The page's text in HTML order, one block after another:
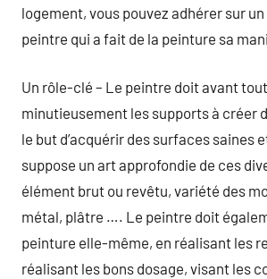
logement, vous pouvez adhérer sur
peintre qui a fait de la peinture sa
Un rôle-clé – Le peintre doit avant
minutieusement les supports à créer
le but d’acquérir des surfaces saines
suppose un art approfondie de ces
élément brut ou revêtu, variété des
métal, plâtre …. Le peintre doit
peinture elle-même, en réalisant les
réalisant les bons dosage, visant les